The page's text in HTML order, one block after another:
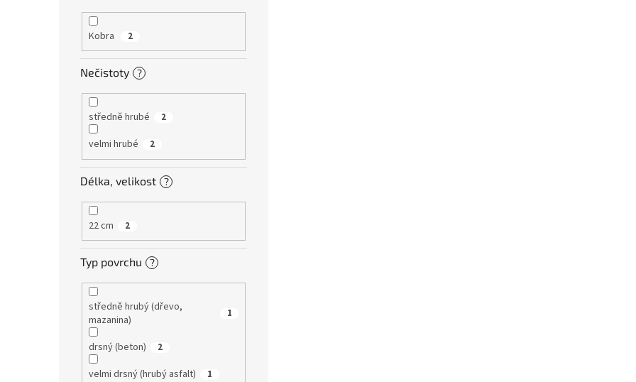
Kobra 2
Nečistoty ?
středně hrubé 2
velmi hrubé 2
Délka, velikost ?
22 cm 2
Typ povrchu ?
středně hrubý (dřevo,
mazanina)
1
drsný (beton) 2
velmi drsný (hrubý asfalt) 1